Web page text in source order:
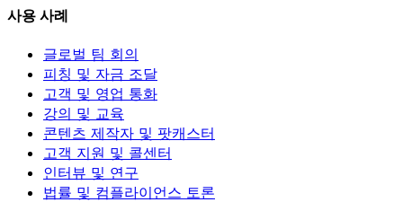
사용 사례
글로벌 팀 회의
피칭 및 자금 조달
고객 및 영업 통화
강의 및 교육
콘텐츠 제작자 및 팟캐스터
고객 지원 및 콜센터
인터뷰 및 연구
법률 및 컴플라이언스 토론